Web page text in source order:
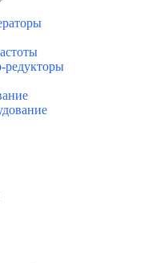
редукторы